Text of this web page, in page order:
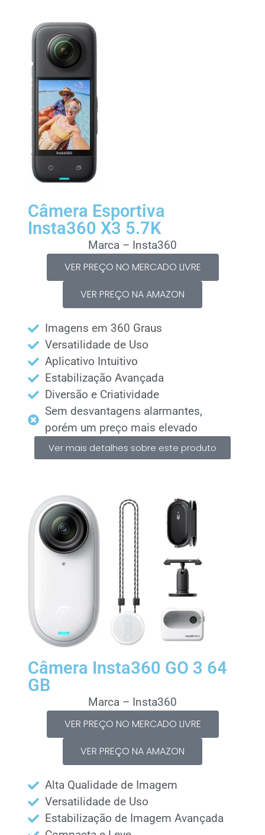
Câmera Esportiva
Insta360 X3 5.7K
Marca – Insta360
VER PREÇO NO MERCADO LIVRE
VER PREÇO NA AMAZON
Imagens em 360 Graus
Versatilidade de Uso
Aplicativo Intuitivo
Estabilização Avançada
Diversão e Criatividade
Sem desvantagens alarmantes,
porém um preço mais elevado
Ver mais detalhes sobre este produto
Câmera Insta360 GO 3 64
GB
Marca – Insta360
VER PREÇO NO MERCADO LIVRE
VER PREÇO NA AMAZON
Alta Qualidade de Imagem
Versatilidade de Uso
Estabilização de Imagem Avançada